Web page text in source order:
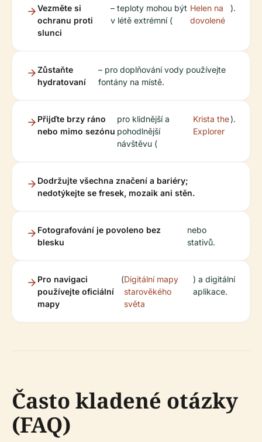
Vezměte si
ochranu proti
slunci
– teploty mohou být
v létě extrémní (
Helen na
dovolené
).
Zůstaňte
hydratovaní
– pro doplňování vody používejte
fontány na místě.
Přijďte brzy ráno
nebo mimo sezónu
pro klidnější a
pohodlnější
návštěvu (
Krista the
Explorer
).
Dodržujte všechna značení a bariéry;
nedotýkejte se fresek, mozaik ani stěn.
Fotografování je povoleno bez
blesku
nebo
stativů.
Pro navigaci
používejte oficiální
mapy
(Digitální mapy
starověkého
světa
) a digitální
aplikace.
Často kladené otázky
(FAQ)